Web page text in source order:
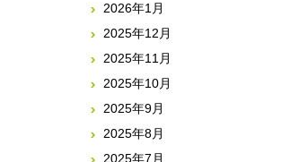
2026年1月
2025年12月
2025年11月
2025年10月
2025年9月
2025年8月
2025年7月